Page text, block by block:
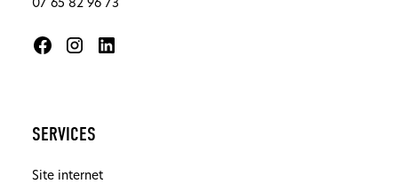
SERVICES
Site internet